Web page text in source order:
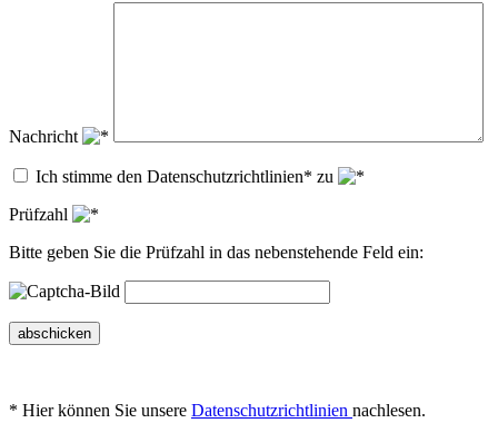
Nachricht
Ich stimme den Datenschutzrichtlinien* zu
Prüfzahl
Bitte geben Sie die Prüfzahl in das nebenstehende Feld ein:
abschicken
* Hier können Sie unsere Datenschutzrichtlinien nachlesen.